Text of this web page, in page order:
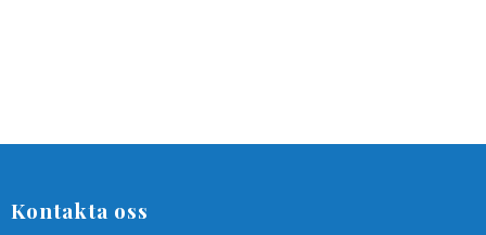
Kontakta oss